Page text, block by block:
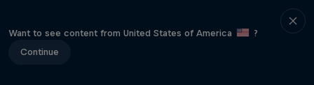
Want to see content from United States of America
?
Continue